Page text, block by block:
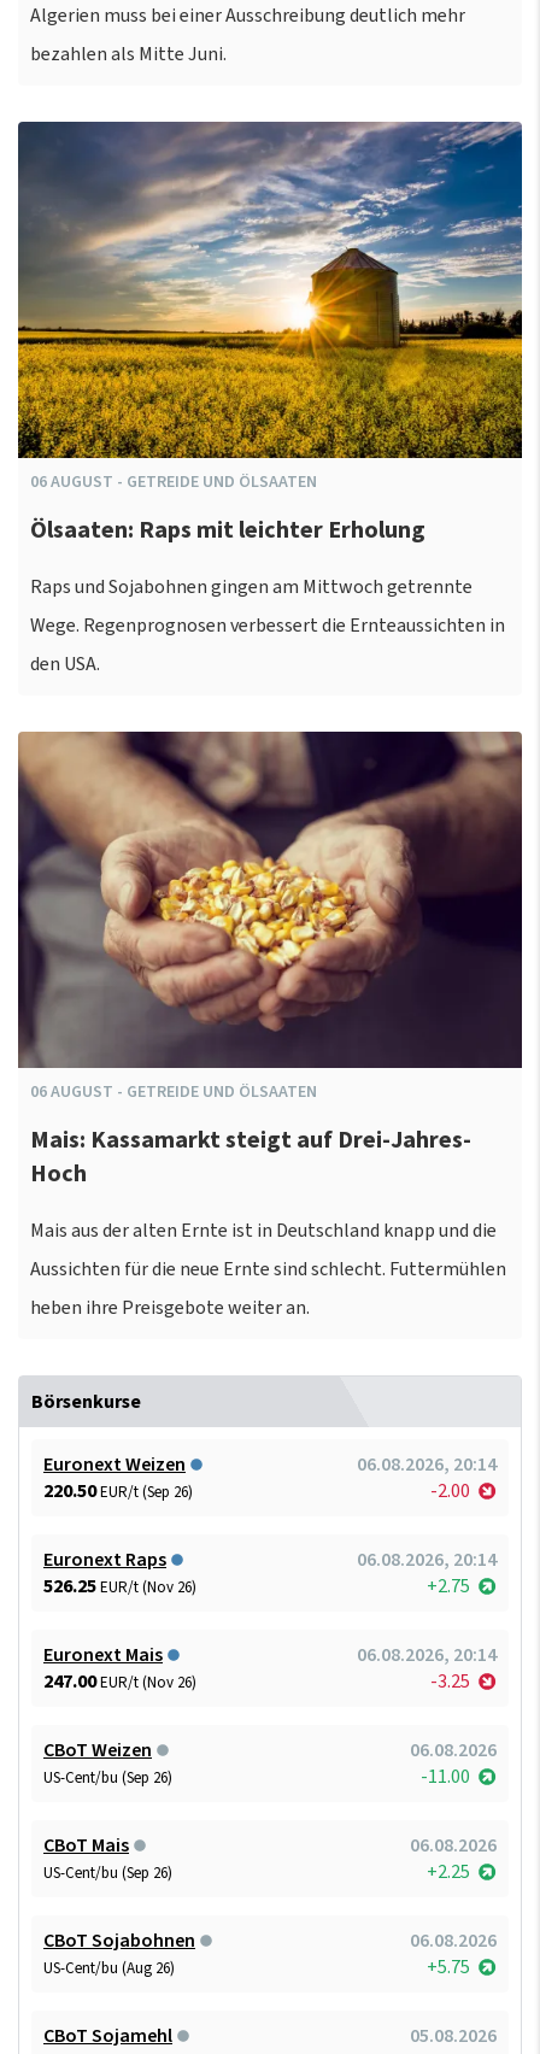
Algerien muss bei einer Ausschreibung deutlich mehr
bezahlen als Mitte Juni.
06AUGUST - GETREIDE UND ÖLSAATEN
Ölsaaten: Raps mit leichter Erholung
Raps und Sojabohnen gingen am Mittwoch getrennte
Wege. Regenprognosen verbessert die Ernteaussichten in
den USA.
06AUGUST - GETREIDE UND ÖLSAATEN
Mais: Kassamarkt steigt auf Drei-Jahres-
Hoch
Mais aus der alten Ernte ist in Deutschland knapp und die
Aussichten für die neue Ernte sind schlecht. Futtermühlen
heben ihre Preisgebote weiter an.
Börsenkurse
Euronext Weizen
06.08.2026, 20:14
220.50EUR/t (Sep 26) -2.00
Euronext Raps
06.08.2026, 20:14
526.25EUR/t (Nov 26) +2.75
Euronext Mais
06.08.2026, 20:14
247.00EUR/t (Nov 26) -3.25
CBoT Weizen 06.08.2026
US-Cent/bu (Sep 26) -11.00
CBoT Mais 06.08.2026
US-Cent/bu (Sep 26) +2.25
CBoT Sojabohnen 06.08.2026
US-Cent/bu (Aug 26) +5.75
CBoT Sojamehl
05.08.2026